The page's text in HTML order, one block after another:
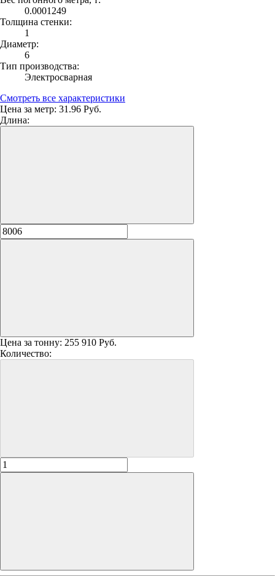
0.0001249
Толщина стенки:
1
Диаметр:
6
Тип производства:
Электросварная
Смотреть все характеристики
Цена за метр: 31.96 Руб.
Длина:
Цена за тонну: 255 910 Руб.
Количество: